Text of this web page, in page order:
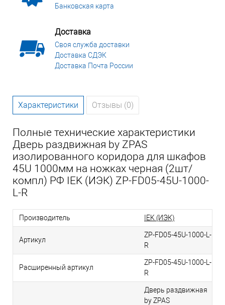
Банковская карта
Доставка
Своя служба доставки
Доставка СДЭК
Доставка Почта России
Характеристики Отзывы (0)
Полные технические характеристики
Дверь раздвижная by ZPAS
изолированного коридора для шкафов
45U 1000мм на ножках черная (2шт/
компл) РФ IEK (ИЭК) ZP-FD05-45U-1000-
L-R
Производитель IEK (ИЭК)
Артикул
ZP-FD05-45U-1000-L-
R
Расширенный артикул
ZP-FD05-45U-1000-L-
R
Дверь раздвижная
by ZPAS